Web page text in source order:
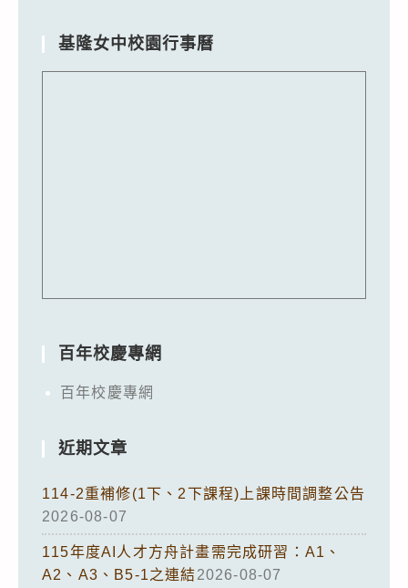
基隆女中校園行事曆
百年校慶專網
百年校慶專網
近期文章
114-2重補修(1下、2下課程)上課時間調整公告
2026-08-07
115年度AI人才方舟計畫需完成研習：A1、
A2、A3、B5-1之連結2026-08-07